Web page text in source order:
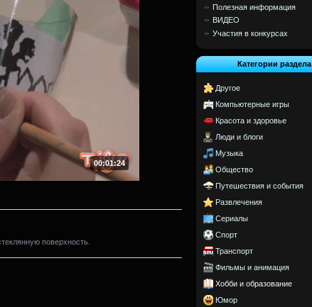
00:01:24
поверхность.
Полезная информация
ВИДЕО
Участия в конкурсах
Категории раздела
Другое
Компьютерные игры
Красота и здоровье
Люди и блоги
Музыка
Общество
Путешествия и события
Развлечения
Сериалы
Спорт
Транспорт
Фильмы и анимация
Хобби и образование
Юмор